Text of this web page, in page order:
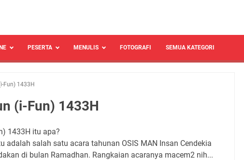
PESERTA MENULIS FOTOGRAFI SEMUA KATEGORI
Fun) 1433H
(i-Fun) 1433H
1433H itu apa?
adalah salah satu acara tahunan OSIS MAN Insan Cendekia
di bulan Ramadhan. Rangkaian acaranya macem2 nih...